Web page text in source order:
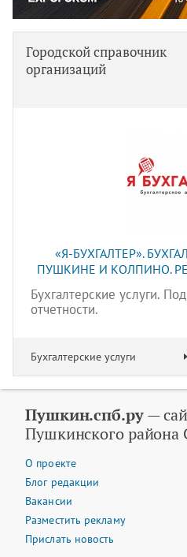
Городской справочник
организаций
«Я-БУХГАЛТЕР».
ПУШКИНЕ И КОЛПИНО.
Бухгалтерские услуги.
отчетности.
Бухгалтерские услуги
Пушкин.спб.ру—
Пушкинского района
О проекте
Блог редакции
Вакансии
Разместить рекламу
Прислать новость